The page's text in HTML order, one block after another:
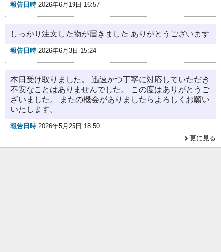
報告日時 2026年6月19日 16:57
しっかり注文した物が届きました ありがとうございます
報告日時 2026年6月3日 15:24
本日受け取りました。 迅速かつ丁寧に対応していただき
不安なことはありませんでした。 この度はありがとうご
ざいました。 またの機会がありましたらよろしくお願い
いたします。
報告日時 2026年5月25日 18:50
更に見る